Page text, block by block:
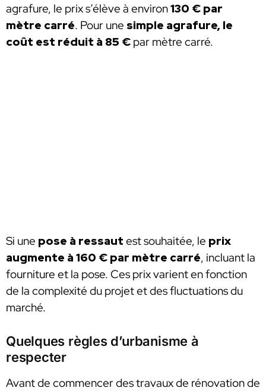
agrafure, le prix s’élève à environ130 € par
mètre carré. Pour une simple agrafure, le
coût est réduit à 85 € par mètre carré.
Si une pose à ressaut est souhaitée, le prix
augmente à 160 € par mètre carré, incluant la
fourniture et la pose. Ces prix varient en fonction
de la complexité du projet et des fluctuations du
marché.
Quelques règles d’urbanisme à
respecter
Avant de commencer des travaux de rénovation de